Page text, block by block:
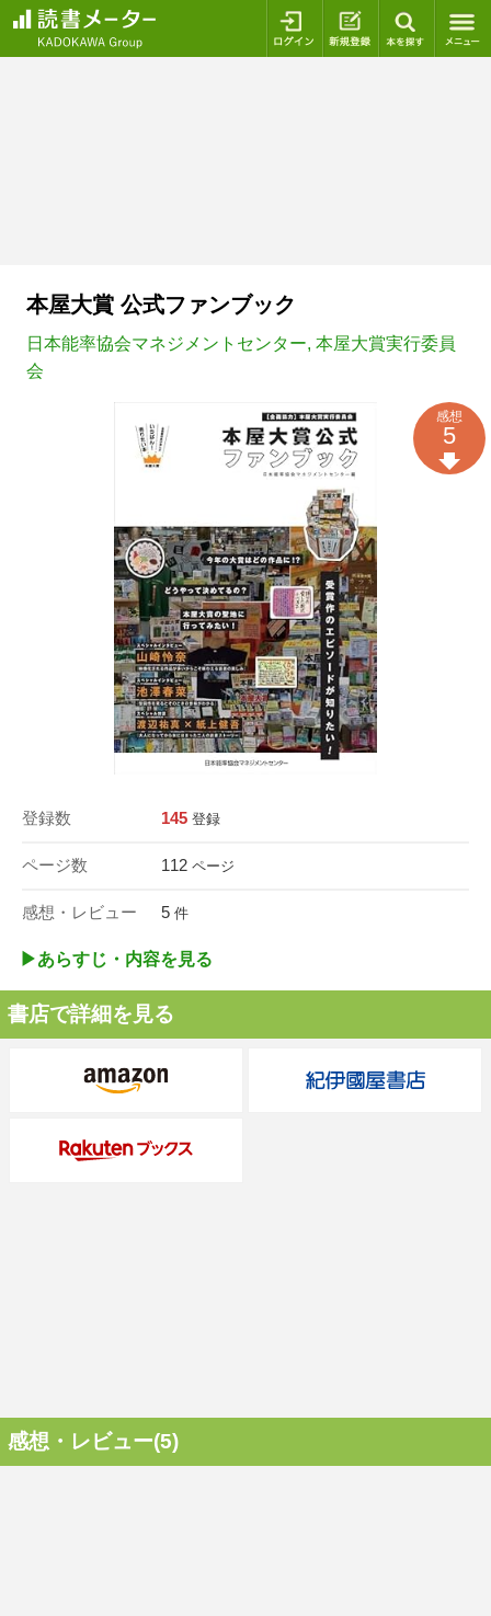
ログイン 新規登録
本屋大賞 公式ファンブック
日本能率協会マネジメントセンター, 本屋大賞実行委員
会
登録数 145 登録
ページ数 112 ページ
感想・レビュー 5 件
感想
5
▶︎あらすじ・内容を見る
書店で詳細を見る
感想・レビュー(5)